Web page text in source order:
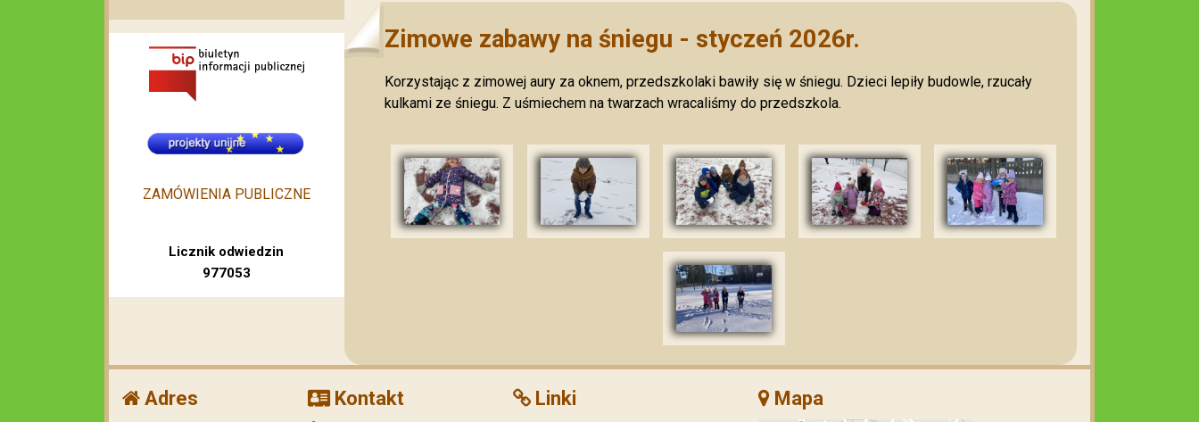
Zimowe zabawy na śniegu - styczeń 2026r.
Korzystając z zimowej aury za oknem, przedszkolaki bawiły się w śniegu. Dzieci lepiły budowle, rzucały
kulkami ze śniegu. Z uśmiechem na twarzach wracaliśmy do przedszkola.
ZAMÓWIENIA PUBLICZNE
Licznik odwiedzin
977053
Adres Kontakt Linki Mapa